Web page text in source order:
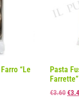
“Le
Pasta
€3.60€